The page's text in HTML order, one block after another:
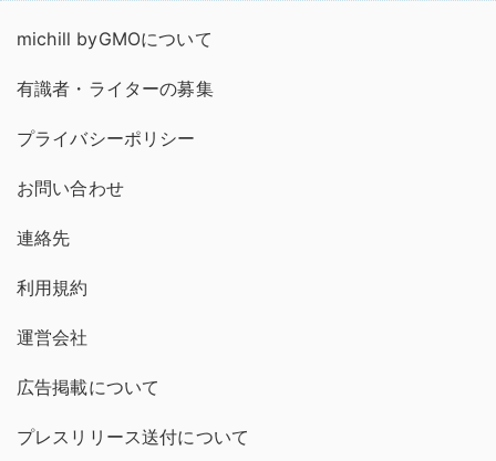
michill byGMOについて
有識者・ライターの募集
プライバシーポリシー
お問い合わせ
連絡先
利用規約
運営会社
広告掲載について
プレスリリース送付について